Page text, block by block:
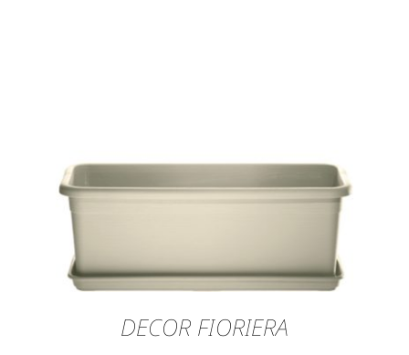
DECOR FIORIERA